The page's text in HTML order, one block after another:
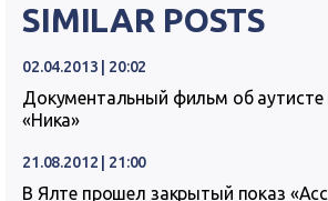
SIMILAR POSTS
02.04.2013 | 20:02
Документальный фильм об
«Ника»
21.08.2012 | 21:00
В Ялте прошел закрытый показ